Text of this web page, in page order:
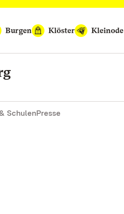
Burgen Klöster Kleinode
SchulenPresse